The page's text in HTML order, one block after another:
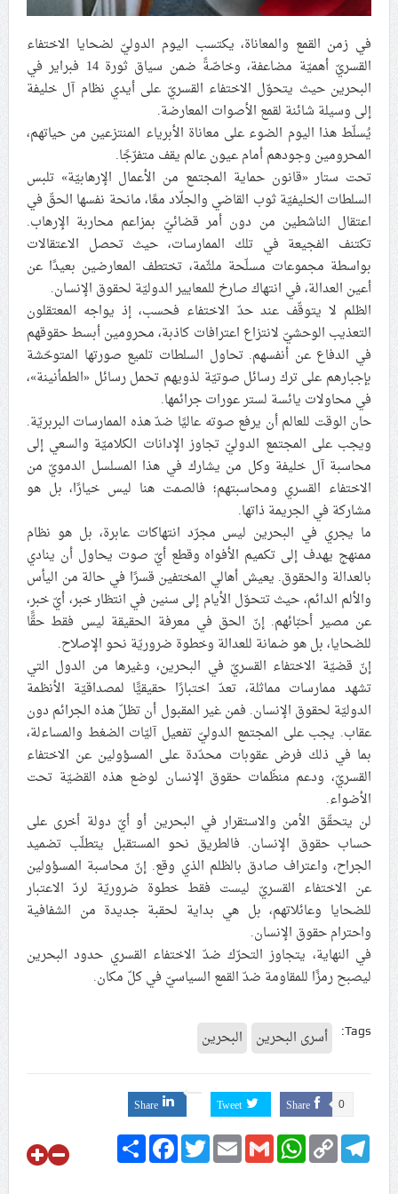
ممارسة الشعائر الحسينيّة هو في حقيقته محاربة لقضيّة
الإمام الحسين «ع»
لجنة مراسم الوداع والتشييع ومواراة الجثمان للإمام الشهيد
السيّد علي الحسيني الخامنئي تنشر تفاصيل التشييع في
إيران والعراق
في زمن القمع والمعاناة، يكتسب اليوم الدوليّ لضحايا الاختفاء
القسريّ أهميّة مضاعفة، وخاصّةً ضمن سياق ثورة 14 فبراير في
البحرين حيث يتحوّل الاختفاء القسريّ على أيدي نظام آل خليفة
إلى وسيلة شائنة لقمع الأصوات المعارضة.
يُسلّط هذا اليوم الضوء على معاناة الأبرياء المنتزعين من حياتهم،
المحرومين وجودهم أمام عيون عالم يقف متفرّجًا.
تحت ستار «قانون حماية المجتمع من الأعمال الإرهابيّة» تلبس
السلطات الخليفيّة ثوب القاضي والجلّاد معًا، مانحة نفسها الحقّ في
اعتقال الناشطين من دون أمر قضائيّ بمزاعم محاربة الإرهاب.
تكتنف الفجيعة في تلك الممارسات، حيث تحصل الاعتقالات
بواسطة مجموعات مسلّحة ملثّمة، تختطف المعارضين بعيدًا عن
أعين العدالة، في انتهاك صارخ للمعايير الدوليّة لحقوق الإنسان.
الظلم لا يتوقّف عند حدّ الاختفاء فحسب، إذ يواجه المعتقلون
التعذيب الوحشيّ لانتزاع اعترافات كاذبة، محرومين أبسط حقوقهم
في الدفاع عن أنفسهم. تحاول السلطات تلميع صورتها المتوحّشة
بإجبارهم على ترك رسائل صوتيّة لذويهم تحمل رسائل «الطمأنينة»،
في محاولات يائسة لستر عورات جرائمها.
حان الوقت للعالم أن يرفع صوته عاليًا ضدّ هذه الممارسات البربريّة.
ويجب على المجتمع الدوليّ تجاوز الإدانات الكلاميّة والسعي إلى
محاسبة آل خليفة وكل من يشارك في هذا المسلسل الدمويّ من
الاختفاء القسري ومحاسبتهم؛ فالصمت هنا ليس خيارًا، بل هو
مشاركة في الجريمة ذاتها.
ما يجري في البحرين ليس مجرّد انتهاكات عابرة، بل هو نظام
ممنهج يهدف إلى تكميم الأفواه وقطع أيّ صوت يحاول أن ينادي
بالعدالة والحقوق. يعيش أهالي المختفين قسرًا في حالة من اليأس
والألم الدائم، حيث تتحوّل الأيام إلى سنين في انتظار خبر، أيّ خبر،
عن مصير أحبّائهم. إنّ الحق في معرفة الحقيقة ليس فقط حقًّا
للضحايا، بل هو ضمانة للعدالة وخطوة ضروريّة نحو الإصلاح.
إنّ قضيّة الاختفاء القسريّ في البحرين، وغيرها من الدول التي
تشهد ممارسات مماثلة، تعدّ اختبارًا حقيقيًّا لمصداقيّة الأنظمة
الدوليّة لحقوق الإنسان. فمن غير المقبول أن تظلّ هذه الجرائم دون
عقاب. يجب على المجتمع الدوليّ تفعيل آليّات الضغط والمساءلة،
بما في ذلك فرض عقوبات محدّدة على المسؤولين عن الاختفاء
القسريّ، ودعم منظّمات حقوق الإنسان لوضع هذه القضيّة تحت
الأضواء.
لن يتحقّق الأمن والاستقرار في البحرين أو أيّ دولة أخرى على
حساب حقوق الإنسان. فالطريق نحو المستقبل يتطلّب تضميد
الجراح، واعتراف صادق بالظلم الذي وقع. إنّ محاسبة المسؤولين
عن الاختفاء القسريّ ليست فقط خطوة ضروريّة لردّ الاعتبار
للضحايا وعائلاتهم، بل هي بداية لحقبة جديدة من الشفافية
واحترام حقوق الإنسان.
في النهاية، يتجاوز التحرّك ضدّ الاختفاء القسري حدود البحرين
ليصبح رمزًا للمقاومة ضدّ القمع السياسيّ في كلّ مكان.
Tags: أسرى البحرين البحرين
Share 0
Tweet
Share
ShareFacebookTwitterEmailGmail
WhatsApp Copy
Link
Telegram